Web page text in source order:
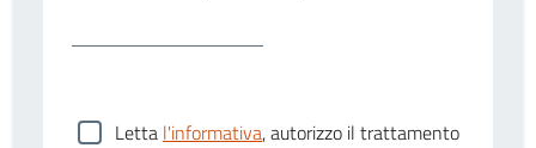
Letta l'informativa, autorizzo il trattamento